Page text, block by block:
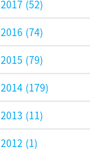
2017 (52)
2016 (74)
2015 (79)
2014 (179)
2013 (11)
2012 (1)